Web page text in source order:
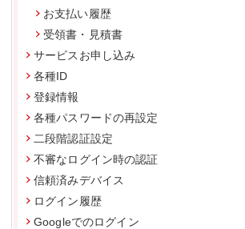
お支払い履歴
受領書・見積書
サービスお申し込み
各種ID
登録情報
各種パスワードの再設定
二段階認証設定
不審なログイン時の認証
信頼済みデバイス
ログイン履歴
Googleでのログイン